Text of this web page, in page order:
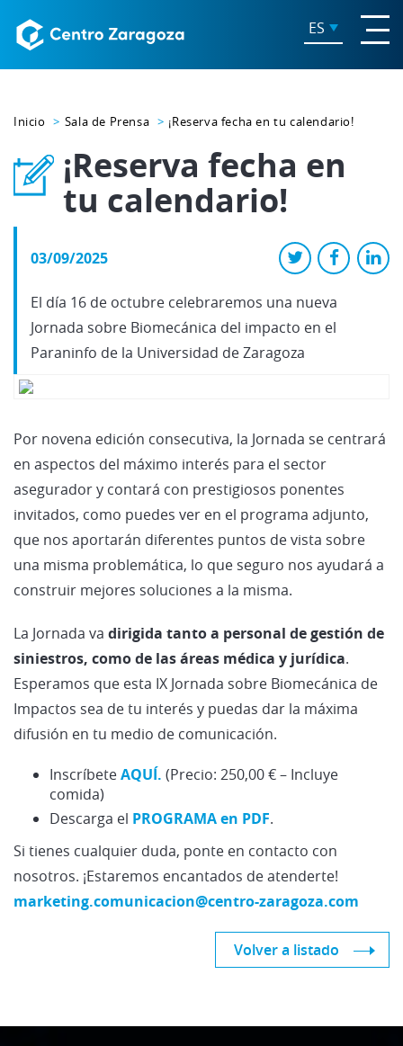
ES
Inicio Sala de Prensa ¡Reserva fecha en tu calendario!
¡Reserva fecha en
tu calendario!
03/09/2025
El día 16 de octubre celebraremos una nueva
Jornada sobre Biomecánica del impacto en el
Paraninfo de la Universidad de Zaragoza
Por novena edición consecutiva, la Jornada se centrará
en aspectos del máximo interés para el sector
asegurador y contará con prestigiosos ponentes
invitados, como puedes ver en el programa adjunto,
que nos aportarán diferentes puntos de vista sobre
una misma problemática, lo que seguro nos ayudará a
construir mejores soluciones a la misma.
La Jornada va dirigida tanto a personal de gestión de
siniestros, como de las áreas médica y jurídica.
Esperamos que esta IX Jornada sobre Biomecánica de
Impactos sea de tu interés y puedas dar la máxima
difusión en tu medio de comunicación.
InscríbeteAQUÍ. (Precio: 250,00 € – Incluye
comida)
Descarga el PROGRAMA en PDF.
Si tienes cualquier duda, ponte en contacto con
nosotros. ¡Estaremos encantados de atenderte!
marketing.comunicacion@centro-zaragoza.com
Volver a listado